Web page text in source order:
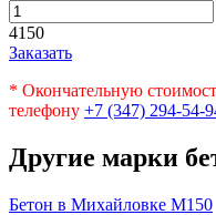
4150
Заказать
* Окончательную
телефону +7 (347) 294-54-
Другие марки
Бетон в Михайловке М150